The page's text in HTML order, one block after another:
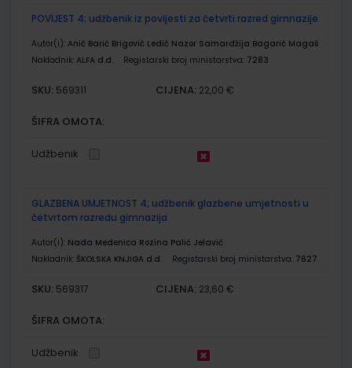
POVIJEST 4; udžbenik iz povijesti za četvrti razred gimnazije
Autor(i): Anić Barić Brigović Ledić Nazor Samardžija Bagarić Magaš
Nakladnik: ALFA d.d. Registarski broj ministarstva: 7283
SKU: 569311 CIJENA: 22,00 €
ŠIFRA OMOTA:
Udžbenik
GLAZBENA UMJETNOST 4; udžbenik glazbene umjetnosti u
četvrtom razredu gimnazija
Autor(i): Nada Medenica Rozina Palić Jelavić
Nakladnik: ŠKOLSKA KNJIGA d.d. Registarski broj ministarstva: 7627
SKU: 569317 CIJENA: 23,60 €
ŠIFRA OMOTA:
Udžbenik